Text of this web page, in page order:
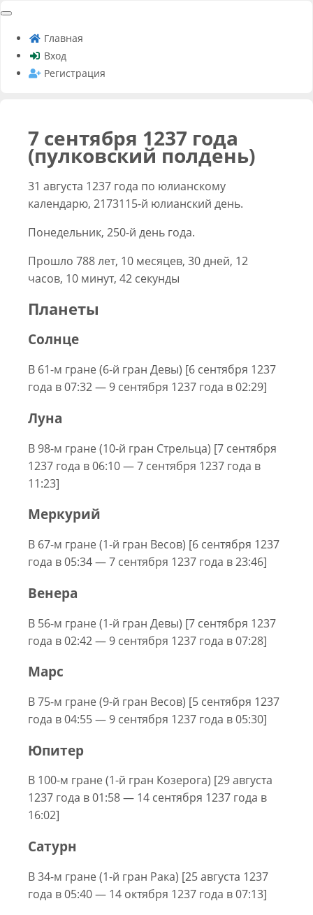
Главная
Вход
Регистрация
7 сентября 1237 года
(пулковский полдень)
31 августа 1237 года по юлианскому
календарю, 2173115-й юлианский день.
Понедельник, 250-й день года.
Прошло 788 лет, 10 месяцев, 30 дней, 12
часов, 10 минут, 42 секунды
Планеты
Солнце
В 61-м гране (6-й гран Девы) [6 сентября 1237
года в 07:32 — 9 сентября 1237 года в 02:29]
Луна
В 98-м гране (10-й гран Стрельца) [7 сентября
1237 года в 06:10 — 7 сентября 1237 года в
11:23]
Меркурий
В 67-м гране (1-й гран Весов) [6 сентября 1237
года в 05:34 — 7 сентября 1237 года в 23:46]
Венера
В 56-м гране (1-й гран Девы) [7 сентября 1237
года в 02:42 — 9 сентября 1237 года в 07:28]
Марс
В 75-м гране (9-й гран Весов) [5 сентября 1237
года в 04:55 — 9 сентября 1237 года в 05:30]
Юпитер
В 100-м гране (1-й гран Козерога) [29 августа
1237 года в 01:58 — 14 сентября 1237 года в
16:02]
Сатурн
В 34-м гране (1-й гран Рака) [25 августа 1237
года в 05:40 — 14 октября 1237 года в 07:13]